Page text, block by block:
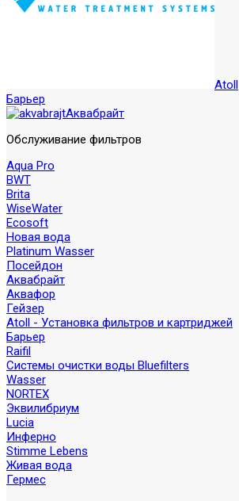
Atoll
Барьер
Аквабрайт
Обслуживание фильтров
Aqua Pro
BWT
Brita
WiseWater
Ecosoft
Новая вода
Platinum Wasser
Посейдон
Аквабрайт
Аквафор
Гейзер
Atoll - Установка фильтров и картриджей
Барьер
Raifil
Системы очистки воды Bluefilters
Wasser
NORTEX
Эквилибриум
Lucia
Инферно
Stimme Lebens
Живая вода
Гермес